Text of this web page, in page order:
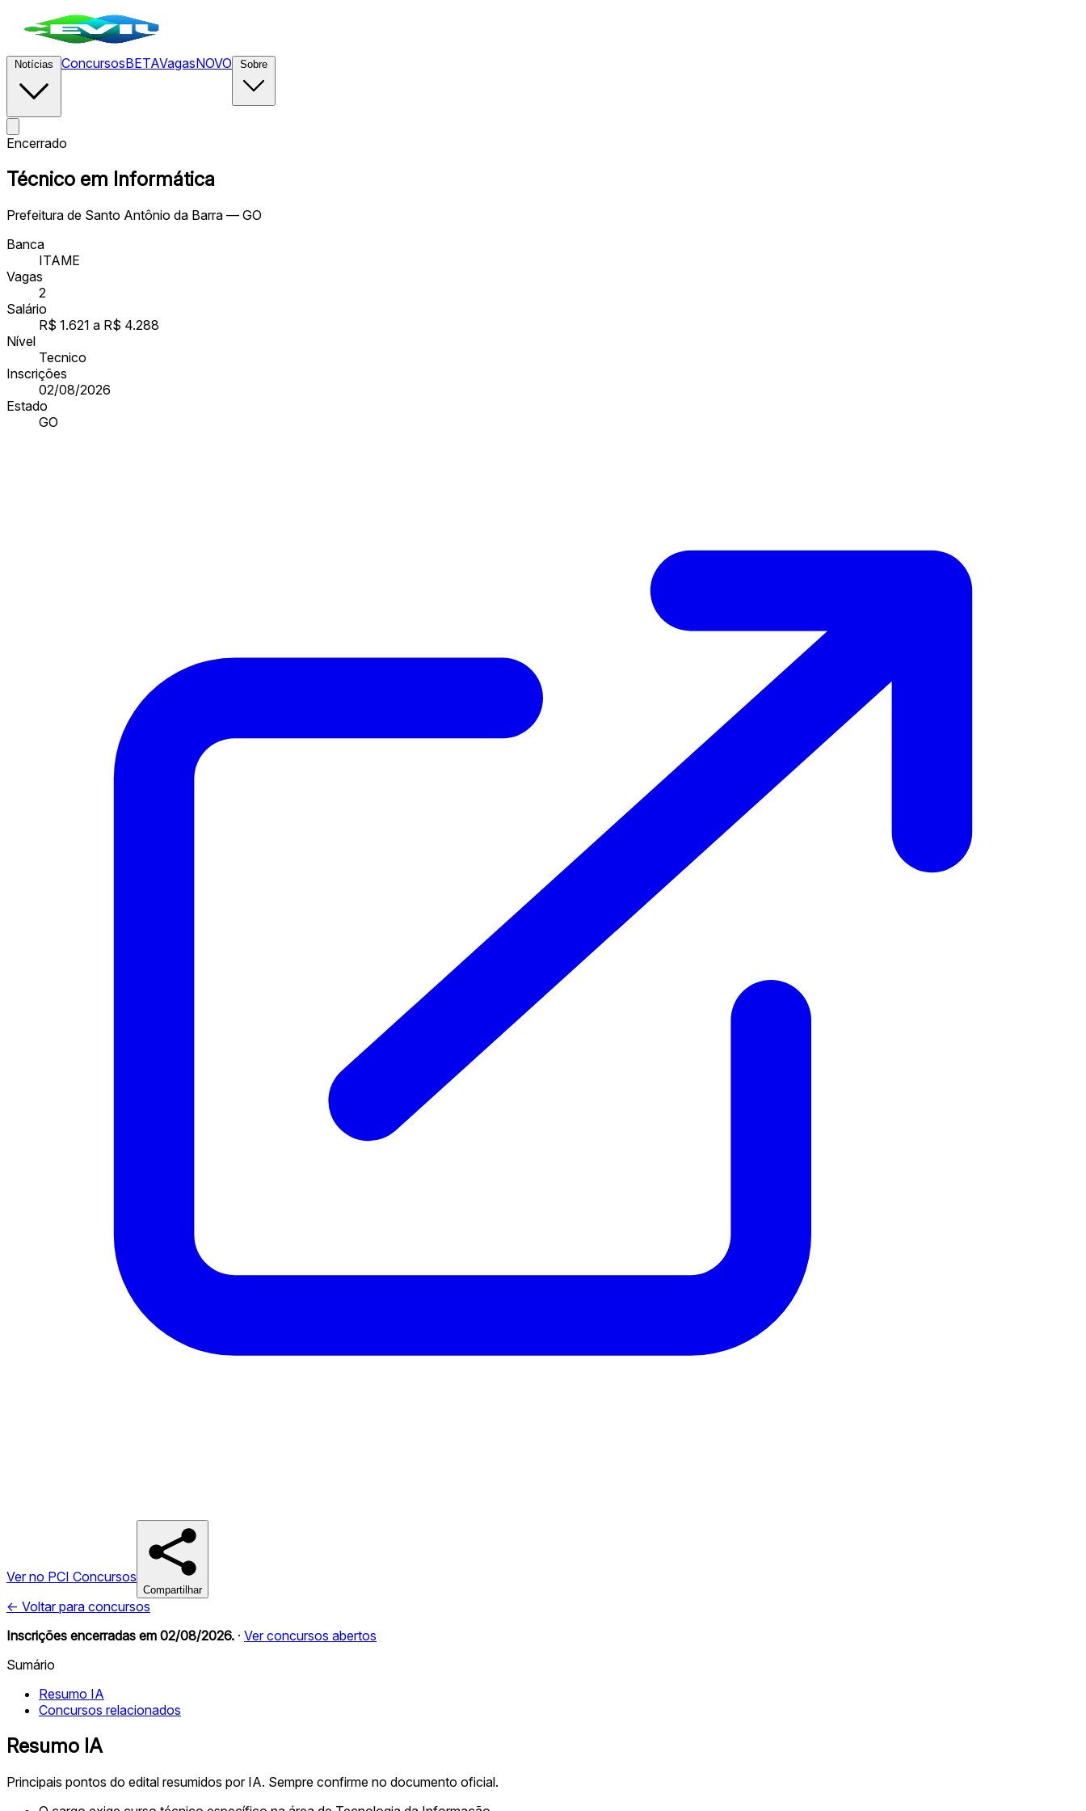
ConcursosBETAVagasNOVO
Encerrado
Técnico em Informática
Prefeitura de Santo Antônio da Barra — GO
Banca
ITAME
Vagas
2
Salário
R$ 1.621 a R$ 4.288
Nível
Tecnico
Inscrições
02/08/2026
Estado
GO
Ver no PCI Concursos
Compartilhar
← Voltar para concursos
Inscrições encerradas em 02/08/2026. · Ver concursos abertos
Sumário
Resumo IA
Concursos relacionados
Resumo IA
Principais pontos do edital resumidos por IA. Sempre confirme no documento oficial.